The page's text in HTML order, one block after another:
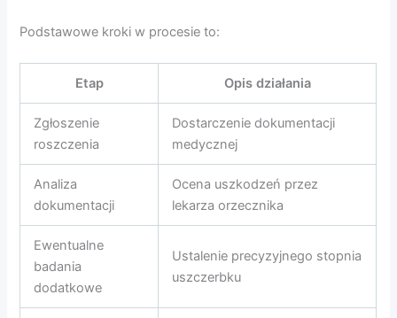
Podstawowe kroki w procesie to:
Etap Opis działania
Zgłoszenie
roszczenia
Dostarczenie dokumentacji
medycznej
Analiza
dokumentacji
Ocena uszkodzeń przez
lekarza orzecznika
Ewentualne
badania
dodatkowe
Ustalenie precyzyjnego stopnia
uszczerbku